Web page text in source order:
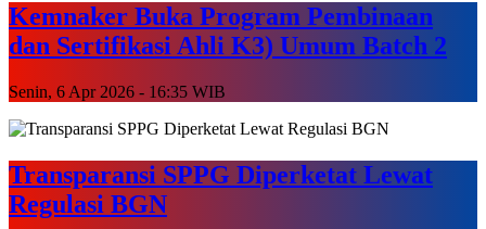
Kemnaker Buka Program Pembinaan
dan Sertifikasi Ahli K3) Umum Batch 2
Senin, 6 Apr 2026 - 16:35 WIB
Transparansi SPPG Diperketat Lewat
Regulasi BGN